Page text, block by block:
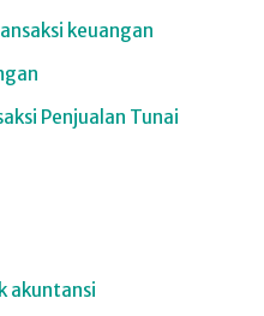
keuangan
Penjualan Tunai
akuntansi